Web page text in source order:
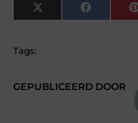
X
(Twitter)
Facebook
GEPUBLICEERD DOOR
Tags: